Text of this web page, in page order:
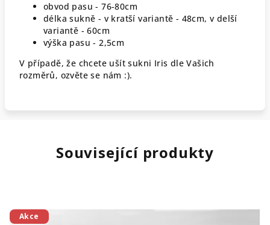
obvod pasu - 76-80cm
délka sukně - v kratší variantě - 48cm, v delší
variantě - 60cm
výška pasu - 2,5cm
V případě, že chcete ušít sukni Iris dle Vašich
rozměrů, ozvěte se nám :).
Související produkty
Akce